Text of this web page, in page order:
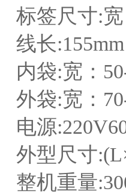
标签尺寸:宽
线长:155mm
内袋:宽：
外袋:宽：
电源
外型尺寸
整机重量